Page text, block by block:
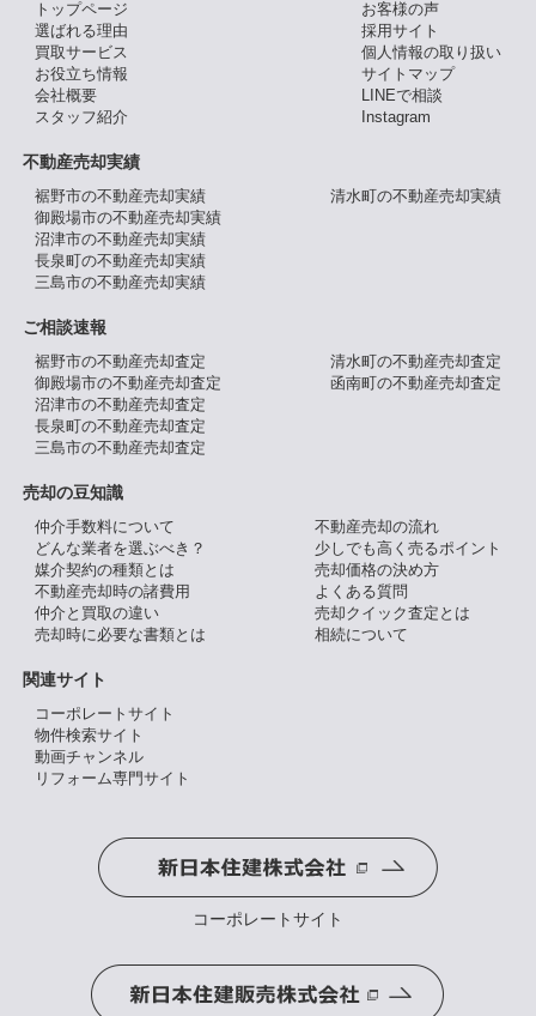
トップページ
選ばれる理由
買取サービス
お役立ち情報
会社概要
スタッフ紹介
お客様の声
採用サイト
個人情報の取り扱い
サイトマップ
LINEで相談
Instagram
不動産売却実績
裾野市の不動産売却実績
御殿場市の不動産売却実績
沼津市の不動産売却実績
長泉町の不動産売却実績
三島市の不動産売却実績
清水町の不動産売却実績
ご相談速報
裾野市の不動産売却査定
御殿場市の不動産売却査定
沼津市の不動産売却査定
長泉町の不動産売却査定
三島市の不動産売却査定
清水町の不動産売却査定
函南町の不動産売却査定
売却の豆知識
仲介手数料について
どんな業者を選ぶべき？
媒介契約の種類とは
不動産売却時の諸費用
仲介と買取の違い
売却時に必要な書類とは
不動産売却の流れ
少しでも高く売るポイント
売却価格の決め方
よくある質問
売却クイック査定とは
相続について
関連サイト
コーポレートサイト
物件検索サイト
動画チャンネル
リフォーム専門サイト
コーポレートサイト